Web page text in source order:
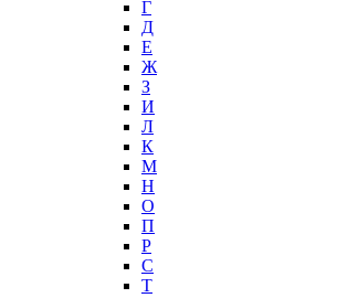
Г
Д
Е
Ж
З
И
Л
К
М
Н
О
П
Р
С
Т